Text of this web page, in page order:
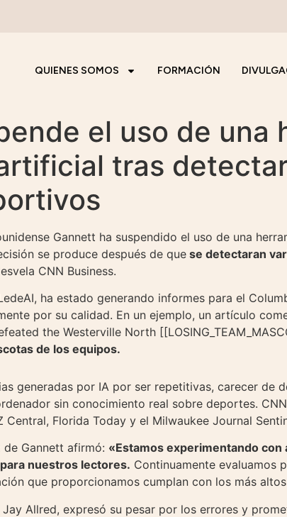
QUIENES SOMOS FORMACIÓN
el uso de una
tras
Gannett ha suspendido el uso de una
se produce después de que se detectaran
CNN Business.
ha estado generando informes para el
por su calidad. En un ejemplo, un artículo
the Westerville North
de los equipos.
generadas por IA por ser repetitivas, carecer de
sin conocimiento real sobre deportes.
Florida Today y el Milwaukee Journal
Gannett afirmó: «Estamos experimentando
nuestros lectores. Continuamente evaluamos
que proporcionamos cumplan con los más
Jay Allred, expresó su pesar por los errores y